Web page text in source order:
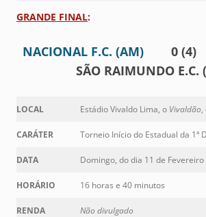
GRANDE FINAL:
NACIONAL F.C. (AM)0 (4)
SÃO RAIMUNDO E.C.
LOCAL Estádio Vivaldo Lima, o Vivaldão,
CARÁTER Torneio Início do Estadual da 1ª
DATA Domingo, do dia 11 de Fevereiro
HORÁRIO 16 horas e 40 minutos
RENDA Não divulgado